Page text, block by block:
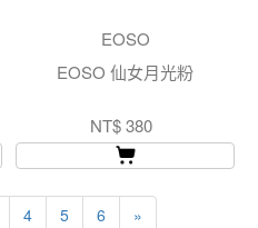
EOSO
EOSO 仙女月光粉
NT$ 380
4 5 6 »